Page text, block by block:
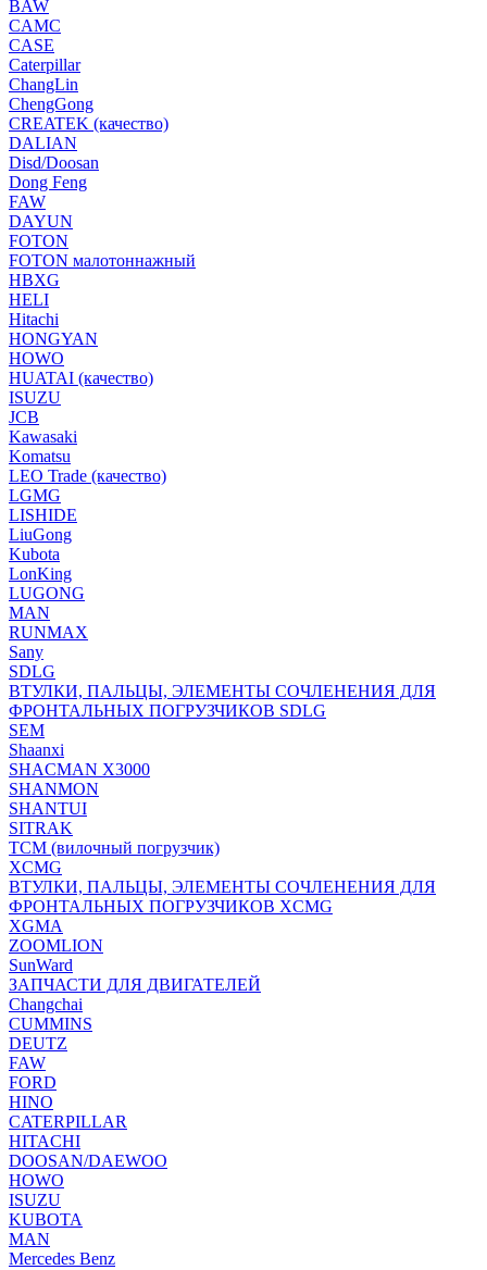
BAW
CAMC
CASE
Caterpillar
ChangLin
ChengGong
CREATEK (качество)
DALIAN
Disd/Doosan
Dong Feng
FAW
DAYUN
FOTON
FOTON малотоннажный
HBXG
HELI
Hitachi
HONGYAN
HOWO
HUATAI (качество)
ISUZU
JCB
Kawasaki
Komatsu
LEO Trade (качество)
LGMG
LISHIDE
LiuGong
Kubota
LonKing
LUGONG
MAN
RUNMAX
Sany
SDLG
ВТУЛКИ, ПАЛЬЦЫ, ЭЛЕМЕНТЫ СОЧЛЕНЕНИЯ ДЛЯ
ФРОНТАЛЬНЫХ ПОГРУЗЧИКОВ SDLG
SEM
Shaanxi
SHACMAN X3000
SHANMON
SHANTUI
SITRAK
TCM (вилочный погрузчик)
XCMG
ВТУЛКИ, ПАЛЬЦЫ, ЭЛЕМЕНТЫ СОЧЛЕНЕНИЯ ДЛЯ
ФРОНТАЛЬНЫХ ПОГРУЗЧИКОВ XCMG
XGMA
ZOOMLION
SunWard
ЗАПЧАСТИ ДЛЯ ДВИГАТЕЛЕЙ
Changchai
CUMMINS
DEUTZ
FAW
FORD
HINO
CATERPILLAR
HITACHI
DOOSAN/DAEWOO
HOWO
ISUZU
KUBOTA
MAN
Mercedes Benz